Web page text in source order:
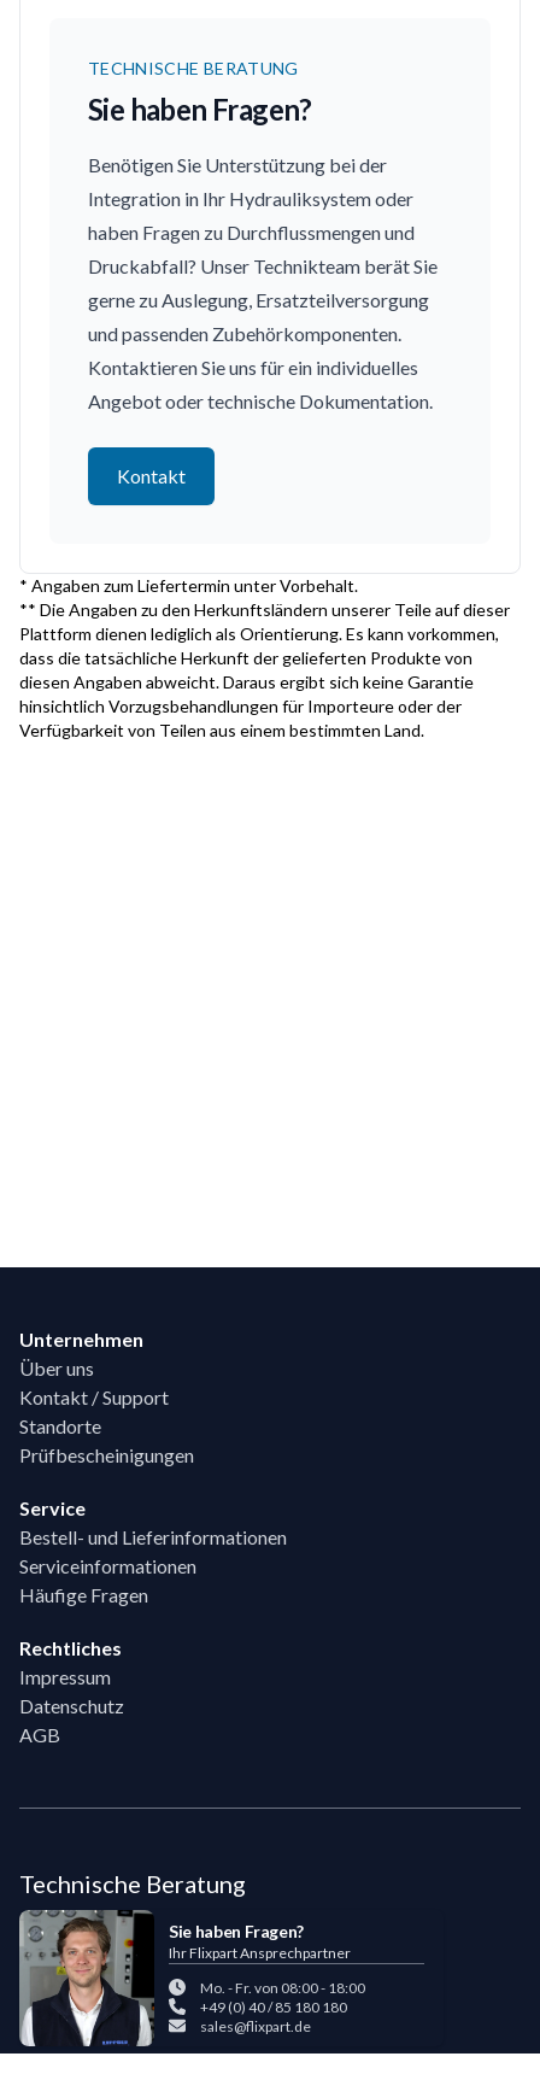
TECHNISCHE BERATUNG
Sie haben Fragen?
Benötigen Sie Unterstützung bei der
Integration in Ihr Hydrauliksystem oder
haben Fragen zu Durchflussmengen und
Druckabfall? Unser Technikteam berät Sie
gerne zu Auslegung, Ersatzteilversorgung
und passenden Zubehörkomponenten.
Kontaktieren Sie uns für ein individuelles
Angebot oder technische Dokumentation.
Kontakt
* Angaben zum Liefertermin unter Vorbehalt.
** Die Angaben zu den Herkunftsländern unserer Teile auf dieser
Plattform dienen lediglich als Orientierung. Es kann vorkommen,
dass die tatsächliche Herkunft der gelieferten Produkte von
diesen Angaben abweicht. Daraus ergibt sich keine Garantie
hinsichtlich Vorzugsbehandlungen für Importeure oder der
Verfügbarkeit von Teilen aus einem bestimmten Land.
Unternehmen
Über uns
Kontakt / Support
Standorte
Prüfbescheinigungen
Service
Bestell- und Lieferinformationen
Serviceinformationen
Häufige Fragen
Rechtliches
Impressum
Datenschutz
AGB
Technische Beratung
Sie haben Fragen?
Ihr Flixpart Ansprechpartner
Mo. - Fr. von 08:00 - 18:00
+49 (0) 40 / 85 180 180
sales@flixpart.de